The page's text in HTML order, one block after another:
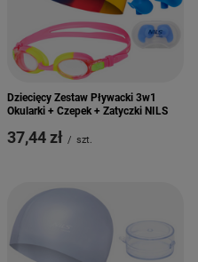
Dziecięcy Zestaw Pływacki 3w1
Okularki + Czepek + Zatyczki NILS
37,44 zł / szt.